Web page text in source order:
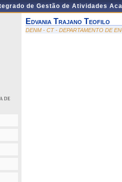
de Gestão de Atividades
DE
Edvania Trajano Teofilo
DENM - CT - DEPARTAMENTO DE